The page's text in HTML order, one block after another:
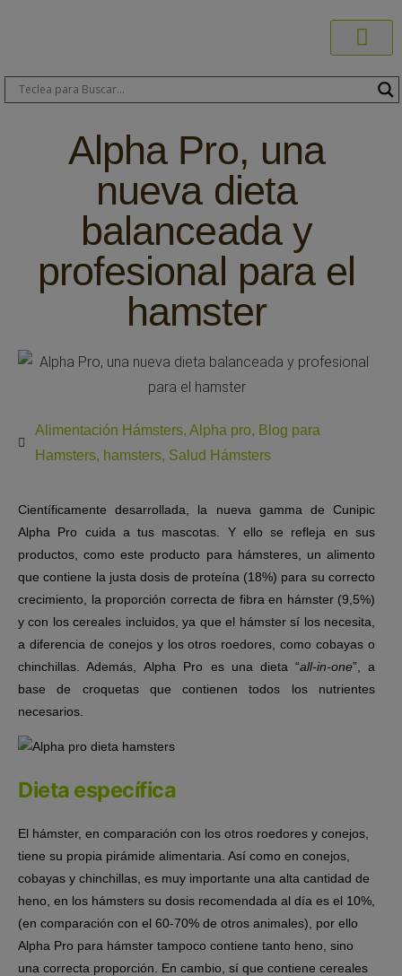
Alpha Pro, una
nueva dieta
balanceada y
profesional para el
hamster
Alimentación Hámsters, Alpha pro, Blog para
Hamsters, hamsters, Salud Hámsters
Científicamente desarrollada, la nueva gamma de Cunipic
Alpha Pro cuida a tus mascotas . Y ello se refleja en sus
productos, como este producto para hámsteres, un alimento
que contiene la justa dosis de proteína (18%) para su correcto
crecimiento, la proporción correcta de fibra en hámster (9,5%)
y con los cereales incluidos, ya que el hámster sí los necesita,
a diferencia de conejos y los otros roedores, como cobayas o
chinchillas. Además,Alpha Pro es una dieta “all-in-one” , a
base de croquetas quecontienen todos los nutrientes
necesarios.
Dieta específica
El hámster, en comparación con los otros roedores y conejos,
tiene su propia pirámide alimentaria. Así como en conejos,
cobayas y chinchillas, es muy importante una alta cantidad de
heno, en los hámsters su dosis recomendada al día es el 10%,
(en comparación con el 60-70% de otros animales), por ello
Alpha Pro para hámster tampoco contiene tanto heno, sino
una correcta proporción. En cambio, sí que contiene cereales